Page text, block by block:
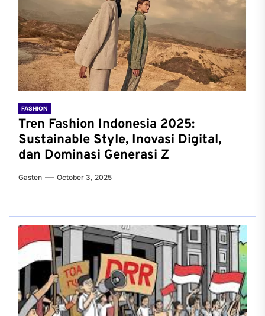
FASHION
Tren Fashion Indonesia 2025:
Sustainable Style, Inovasi Digital,
dan Dominasi Generasi Z
Gasten October 3, 2025